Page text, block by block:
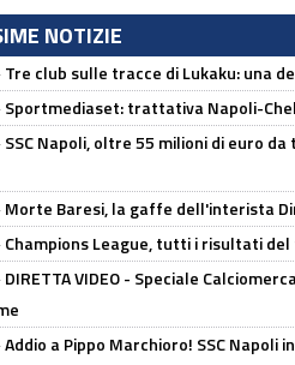
NOTIZIE
Tre club sulle tracce di Lukaku: una
Sportmediaset: trattativa Napoli-
SSC Napoli, oltre 55 milioni di euro
Morte Baresi, la gaffe dell'interista
Champions League, tutti i risultati
DIRETTA VIDEO - Speciale
Addio a Pippo Marchioro! SSC Napoli